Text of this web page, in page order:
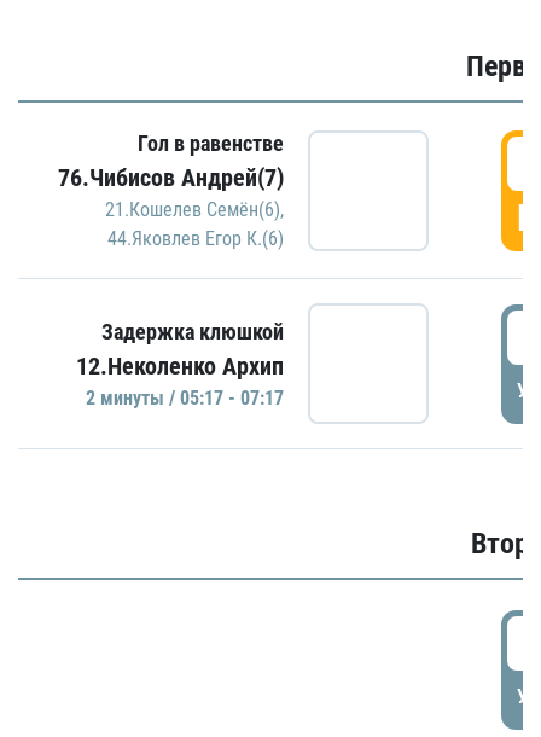
Гол в равенстве
76.Чибисов Андрей(7)
21.Кошелев Семён(6),
44.Яковлев Егор К.(6)
Задержка клюшкой
12.Неколенко Архип
2 минуты / 05:17 - 07:17